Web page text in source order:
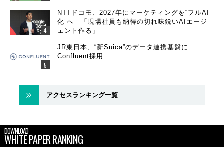
NTTドコモ、2027年にマーケティングを“フルAI
化”へ 「現場社員も納得の切れ味鋭いAIエージ
ェント作る」
JR東日本、“新Suica”のデータ連携基盤に
Confluent採用
アクセスランキング一覧
DOWNLOAD
WHITE PAPER RANKING